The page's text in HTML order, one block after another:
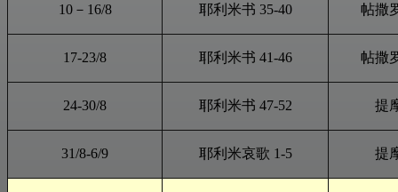
10－16/8 耶利米书 35-40 帖撒
17-23/8 耶利米书 41-46 帖撒
24-30/8 耶利米书 47-52 提
31/8-6/9 耶利米哀歌 1-5 提